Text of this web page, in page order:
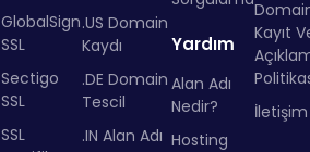
GlobalSign
SSL
Sectigo
SSL
SSL
.US Domain
Kaydı
.DE Domain
Tescil
.IN Alan Adı
Yardım
Alan Adı
Nedir?
Hosting
Kayıt
İletişim